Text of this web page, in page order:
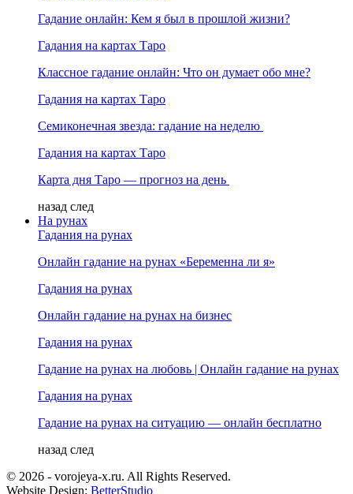
Гадание онлайн: Кем я был в прошлой жизни?
Гадания на картах Таро
Классное гадание онлайн: Что он думает обо мне?
Гадания на картах Таро
Семиконечная звезда: гадание на неделю
Гадания на картах Таро
Карта дня Таро — прогноз на день
назад след
На рунах
Гадания на рунах
Онлайн гадание на рунах «Беременна ли я»
Гадания на рунах
Онлайн гадание на рунах на бизнес
Гадания на рунах
Гадание на рунах на любовь | Онлайн гадание на рунах
Гадания на рунах
Гадание на рунах на ситуацию — онлайн бесплатно
назад след
© 2026 - vorojeya-x.ru. All Rights Reserved.
Website Design: BetterStudio